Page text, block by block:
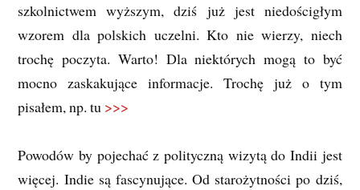
szkolnictwem wyższym, dziś już jest niedościgłym
wzorem dla polskich uczelni. Kto nie wierzy, niech
trochę poczyta. Warto! Dla niektórych mogą to być
mocno zaskakujące informacje. Trochę już o tym
pisałem, np. tu >>>
Powodów by pojechać z polityczną wizytą do Indii jest
więcej. Indie są fascynujące. Od starożytności po dziś,